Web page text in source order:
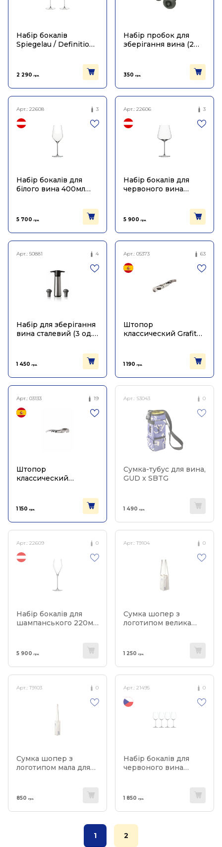
Набір бокалів
Spiegelau / Definition
2 290 грн.
Набір пробок для
зберігання вина (2шт
350 грн.
Арт.: 22608 3
Набір бокалів для
білого вина 400мл
5 700 грн.
Арт.: 22606 3
Набір бокалів для
червоного вина
5 900 грн.
Арт.: 50881 4
Набір для зберігання
вина сталевий (3 од.),
1 450 грн.
Арт.: 05373 63
Штопор
классический Grafite,
1 190 грн.
Арт.: 03133 19
Штопор
классический
1 150 грн.
Арт.: S3043 0
Сумка-тубус для вина,
GUD x SBTG
1 490 грн.
Арт.: 22609 0
Набір бокалів для
шампанського 220мл
5 900 грн.
Арт.: T9104 0
Сумка шопер з
логотипом велика
1 250 грн.
Арт.: T9103 0
Сумка шопер з
логотипом мала для
850 грн.
Арт.: 21495 0
Набір бокалів для
червоного вина
1 850 грн.
1 2